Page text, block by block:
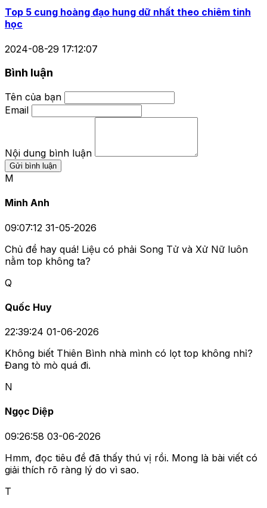
Top 5 cung hoàng đạo hung dữ nhất theo chiêm tinh
học
2024-08-29 17:12:07
Bình luận
Tên của bạn
Email
Nội dung bình luận
Gửi bình luận
M
Minh Anh
09:07:12 31-05-2026
Chủ đề hay quá! Liệu có phải Song Tử và Xử Nữ luôn
nằm top không ta?
Q
Quốc Huy
22:39:24 01-06-2026
Không biết Thiên Bình nhà mình có lọt top không nhỉ?
Đang tò mò quá đi.
N
Ngọc Diệp
09:26:58 03-06-2026
Hmm, đọc tiêu đề đã thấy thú vị rồi. Mong là bài viết có
giải thích rõ ràng lý do vì sao.
T